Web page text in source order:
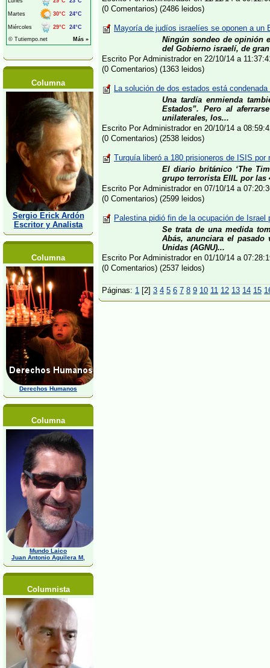
Columna
Sergio Erick Ardón
Escritor y Analista
Columna
Derechos Humanos
Columna
Mundo Laico
Juan Antonio Aguilera M,
Columnista
(0 Comentarios) (2486 leidos)
Mayoría de judíos israelíes se oponen a un
Ningún sondeo de opinión
del Gobierno israelí, de
Escrito Por Administrador en 22/10/14 a
(0 Comentarios) (1363 leidos)
La solución de dos estados está
Una tardía enmienda
Estados”. Pero al
unilaterales, los...
Escrito Por Administrador en 20/10/14 a
(0 Comentarios) (2538 leidos)
Turquía liberó a 180 prisioneros de ISIS por
El diario británico ‘The
grupo terrorista EIIL por las
Escrito Por Administrador en 07/10/14 a
(0 Comentarios) (2599 leidos)
Palestina pidió fin de la ocupación de
Se trata de una medida
Abás, anunciara el pasado
Unidas (AGNU)...
Escrito Por Administrador en 01/10/14 a
(0 Comentarios) (2537 leidos)
Páginas: 1 [2] 3 4 5 6 7 8 9 10 11 12 13 14 15